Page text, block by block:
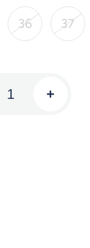
36 37
+